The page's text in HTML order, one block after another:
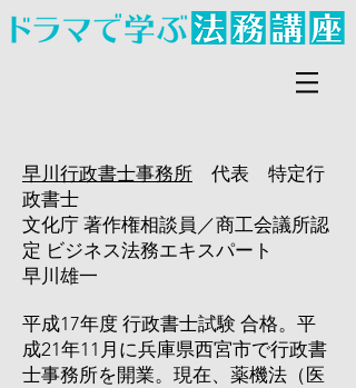
早川行政書士事務所 代表 特定行
政書士
文化庁 著作権相談員／商工会議所認
定 ビジネス法務エキスパート
早川雄一
平成17年度 行政書士試験 合格。平
成21年11月に兵庫県西宮市で行政書
士事務所を開業。現在、薬機法（医